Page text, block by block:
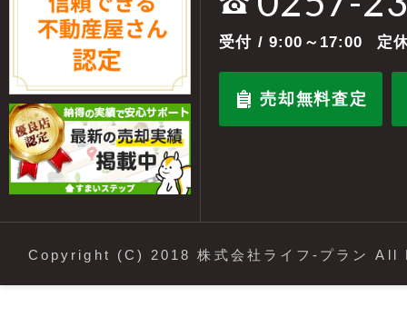
受付 / 9:00～17:00 定
売却無料査定
Copyright (C) 2018 株式会社ライフ-プラン